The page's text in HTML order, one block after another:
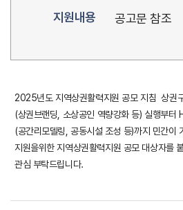
지원내용
공고문 참조
2025년도 지역상권활력지원 공모 지침 상권
(상권브랜딩, 소상공인 역량강화 등) 실행부터
(공간리모델링, 공동시설 조성 등)까지 민간이
지원을위한 지역상권활력지원 공모 대상자를
관심 부탁드립니다.